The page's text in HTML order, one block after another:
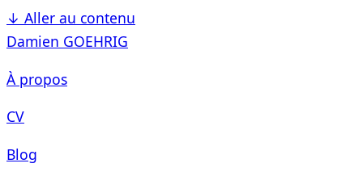
↓ Aller au contenu
Damien GOEHRIG
À propos
CV
Blog